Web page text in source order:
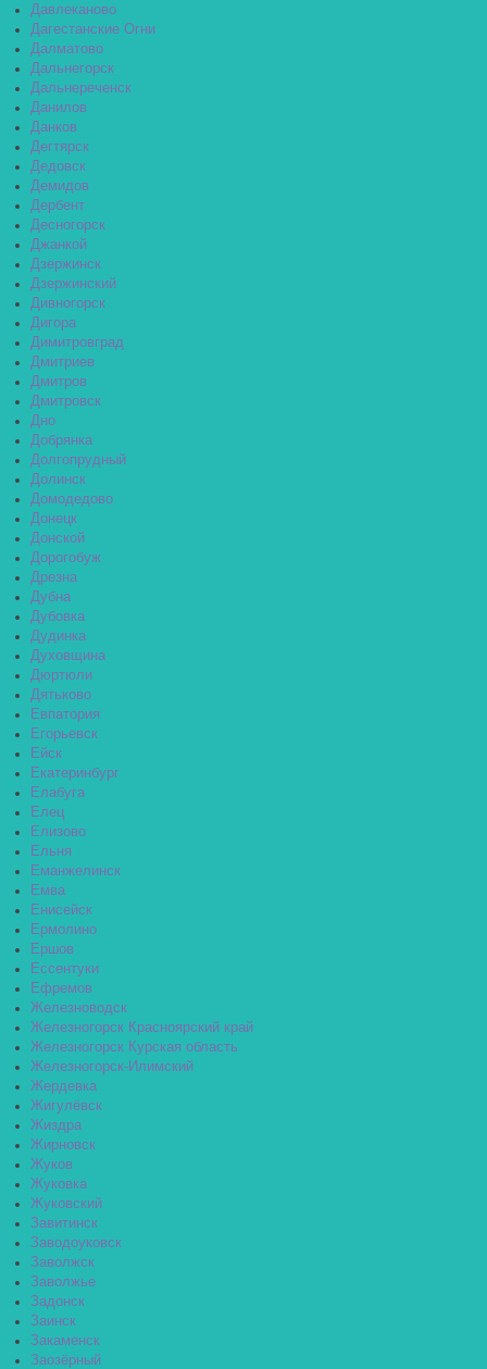
Давлеканово
Дагестанские Огни
Далматово
Дальнегорск
Дальнереченск
Данилов
Данков
Дегтярск
Дедовск
Демидов
Дербент
Десногорск
Джанкой
Дзержинск
Дзержинский
Дивногорск
Дигора
Димитровград
Дмитриев
Дмитров
Дмитровск
Дно
Добрянка
Долгопрудный
Долинск
Домодедово
Донецк
Донской
Дорогобуж
Дрезна
Дубна
Дубовка
Дудинка
Духовщина
Дюртюли
Дятьково
Евпатория
Егорьевск
Ейск
Екатеринбург
Елабуга
Елец
Елизово
Ельня
Еманжелинск
Емва
Енисейск
Ермолино
Ершов
Ессентуки
Ефремов
Железноводск
Железногорск Красноярский край
Железногорск Курская область
Железногорск-Илимский
Жердевка
Жигулёвск
Жиздра
Жирновск
Жуков
Жуковка
Жуковский
Завитинск
Заводоуковск
Заволжск
Заволжье
Задонск
Заинск
Закаменск
Заозёрный